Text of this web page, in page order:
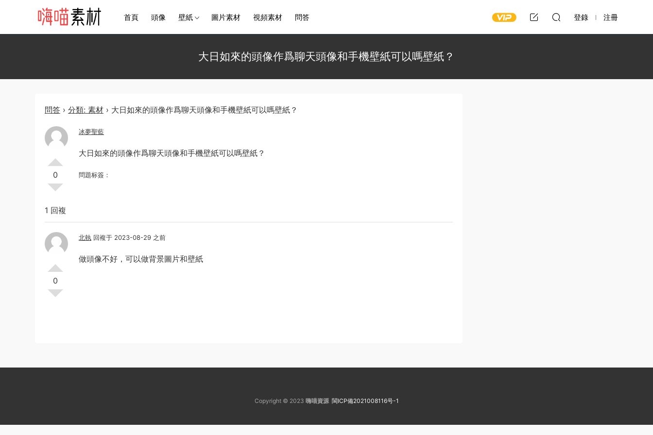
首頁 頭像 壁紙 圖片素材 視頻素材 問答 登錄 注冊
大日如來的頭像作爲聊天頭像和手機壁紙可以嗎壁紙？
問答 › 分類: 素材 › 大日如來的頭像作爲聊天頭像和手機壁紙可以嗎壁紙？
0
冰夢聖藍
大日如來的頭像作爲聊天頭像和手機壁紙可以嗎壁紙？
問題标簽：
1 回複
0
北執 回複于 2023-08-29 之前
做頭像不好，可以做背景圖片和壁紙
Copyright © 2023 嗨喵資源 閩ICP備2021008116号-1